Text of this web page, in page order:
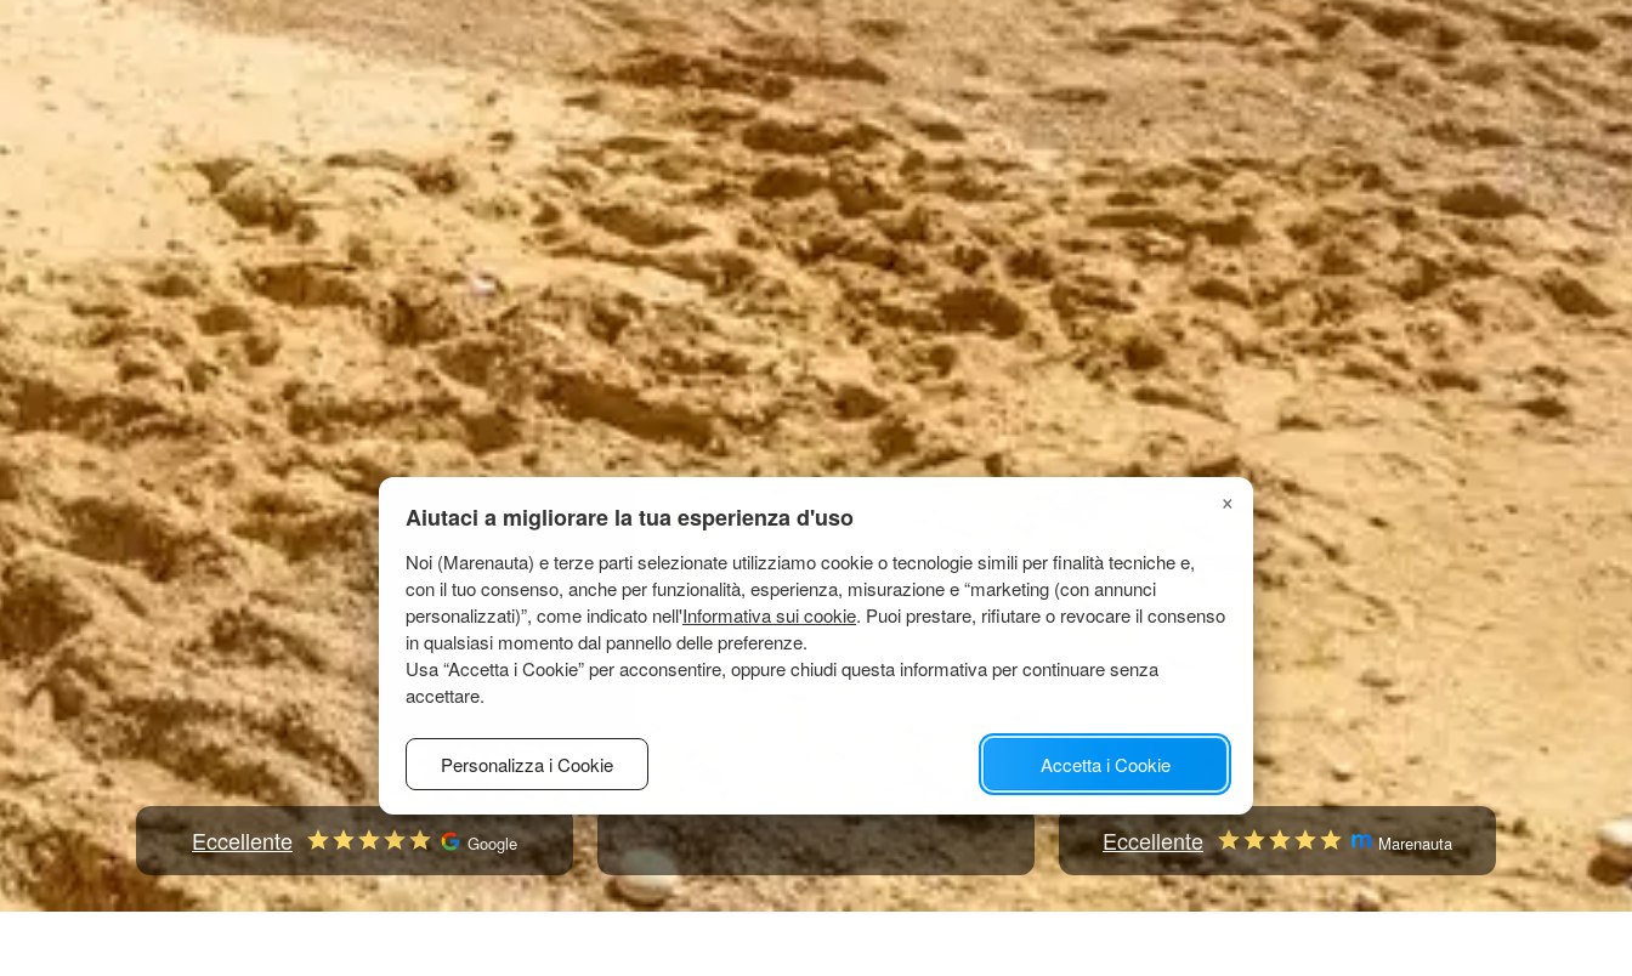
Eccellente Google Eccellente Marenauta
×
Aiutaci a migliorare la tua esperienza d'uso
Noi (Marenauta) e terze parti selezionate utilizziamo cookie o tecnologie simili per finalità tecniche e,
con il tuo consenso, anche per funzionalità, esperienza, misurazione e “marketing (con annunci
personalizzati)”, come indicato nell'Informativa sui cookie. Puoi prestare, rifiutare o revocare il consenso
in qualsiasi momento dal pannello delle preferenze.
Usa “Accetta i Cookie” per acconsentire, oppure chiudi questa informativa per continuare senza
accettare.
Personalizza i Cookie Accetta i Cookie